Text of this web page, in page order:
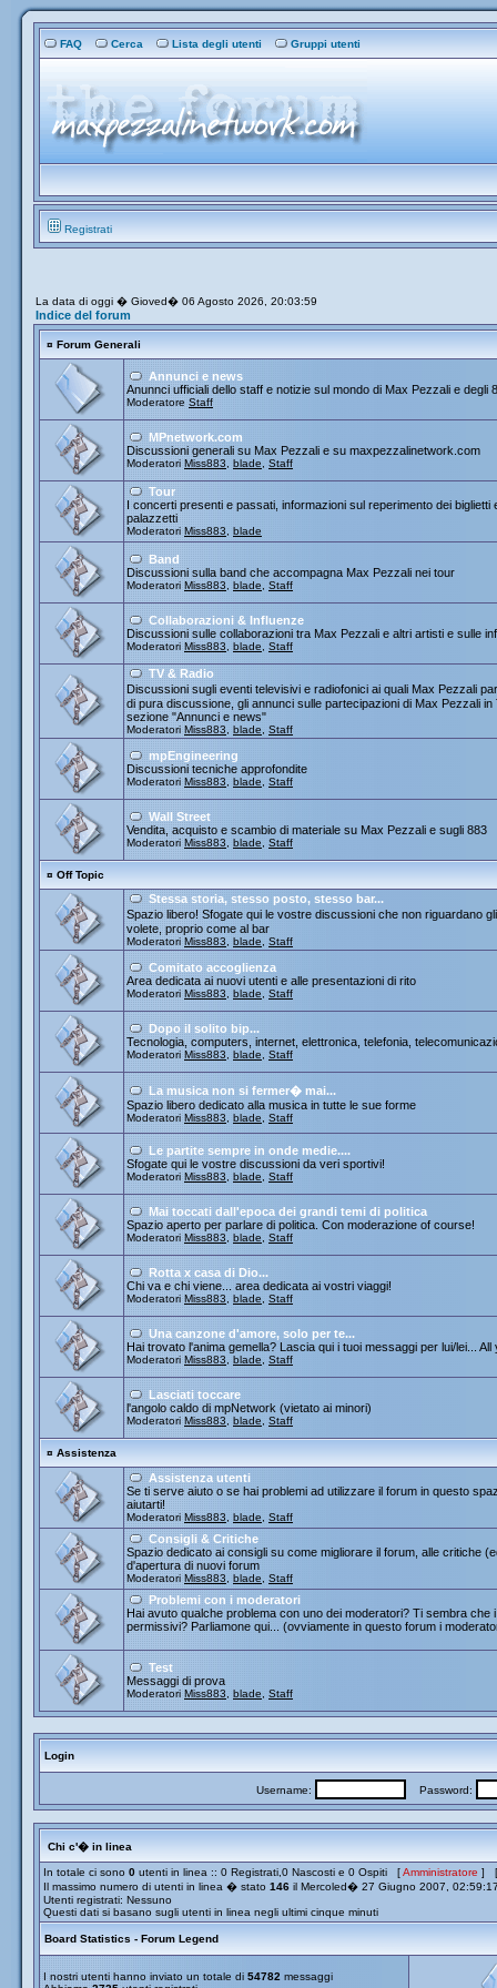
FAQ Cerca Lista degli utenti Gruppi utenti
Registrati
La data di oggi � Gioved� 06 Agosto 2026, 20:03:59
Indice del forum
¤ Forum Generali
Annunci e news
Anunnci ufficiali dello staff e notizie sul mondo di Max Pezzali e degli
Moderatore Staff
MPnetwork.com
Discussioni generali su Max Pezzali e su maxpezzalinetwork.com
Moderatori Miss883 blade Staff
Tour
I concerti presenti e passati, informazioni sul reperimento dei
palazzetti
Moderatori Miss883 blade
Band
Discussioni sulla band che accompagna Max Pezzali nei tour
Moderatori Miss883 blade Staff
Collaborazioni & Influenze
Discussioni sulle collaborazioni tra Max Pezzali e altri artisti e sulle
Moderatori Miss883 blade Staff
TV & Radio
Discussioni sugli eventi televisivi e radiofonici ai quali Max Pezzali
di pura discussione, gli annunci sulle partecipazioni di Max Pezzali
sezione "Annunci e news"
Moderatori Miss883 blade Staff
mpEngineering
Discussioni tecniche approfondite
Moderatori Miss883 blade Staff
Wall Street
Vendita, acquisto e scambio di materiale su Max Pezzali e sugli 883
Moderatori Miss883 blade Staff
¤ Off Topic
Stessa storia, stesso posto, stesso bar...
Spazio libero! Sfogate qui le vostre discussioni che non riguardano
volete, proprio come al bar
Moderatori Miss883 blade Staff
Comitato accoglienza
Area dedicata ai nuovi utenti e alle presentazioni di rito
Moderatori Miss883 blade Staff
Dopo il solito bip...
Tecnologia, computers, internet, elettronica, telefonia,
Moderatori Miss883 blade Staff
La musica non si fermer� mai...
Spazio libero dedicato alla musica in tutte le sue forme
Moderatori Miss883 blade Staff
Le partite sempre in onde medie....
Sfogate qui le vostre discussioni da veri sportivi!
Moderatori Miss883 blade Staff
Mai toccati dall'epoca dei grandi temi di politica
Spazio aperto per parlare di politica. Con moderazione of course!
Moderatori Miss883 blade Staff
Rotta x casa di Dio...
Chi va e chi viene... area dedicata ai vostri viaggi!
Moderatori Miss883 blade Staff
Una canzone d'amore, solo per te...
Hai trovato l'anima gemella? Lascia qui i tuoi messaggi per lui/lei...
Moderatori Miss883 blade Staff
Lasciati toccare
l'angolo caldo di mpNetwork (vietato ai minori)
Moderatori Miss883 blade Staff
¤ Assistenza
Assistenza utenti
Se ti serve aiuto o se hai problemi ad utilizzare il forum in questo
aiutarti!
Moderatori Miss883 blade Staff
Consigli & Critiche
Spazio dedicato ai consigli su come migliorare il forum, alle critiche
d'apertura di nuovi forum
Moderatori Miss883 blade Staff
Problemi con i moderatori
Hai avuto qualche problema con uno dei moderatori? Ti sembra
permissivi? Parliamone qui... (ovviamente in questo forum i
Test
Messaggi di prova
Moderatori Miss883 blade Staff
Login
Username: Password:
Chi c'� in linea
In totale ci sono 0 utenti in linea :: 0 Registrati,0 Nascosti e 0 Ospiti [Amministratore ]
Il massimo numero di utenti in linea � stato 146 il Mercoled� 27 Giugno 2007,
Utenti registrati: Nessuno
Questi dati si basano sugli utenti in linea negli ultimi cinque minuti
Board Statistics - Forum Legend
I nostri utenti hanno inviato un totale di 54782 messaggi